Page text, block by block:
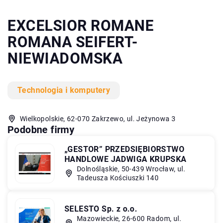
EXCELSIOR ROMANE
ROMANA SEIFERT-
NIEWIADOMSKA
Technologia i komputery
Wielkopolskie, 62-070 Zakrzewo, ul. Jeżynowa 3
Podobne firmy
„GESTOR” PRZEDSIĘBIORSTWO
HANDLOWE JADWIGA KRUPSKA
Dolnośląskie, 50-439 Wrocław, ul.
Tadeusza Kościuszki 140
SELESTO Sp. z o.o.
Mazowieckie, 26-600 Radom, ul.